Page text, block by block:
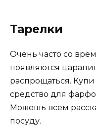
Тарелки
Очень часто со
появляются
распрощаться.
средство для
Можешь всем
посуду.